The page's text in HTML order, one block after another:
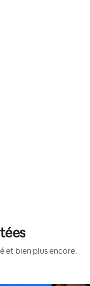
et bien plus encore.